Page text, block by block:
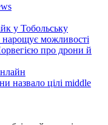
у Тобольську
можливості
про дрони й
назвало цілі middle